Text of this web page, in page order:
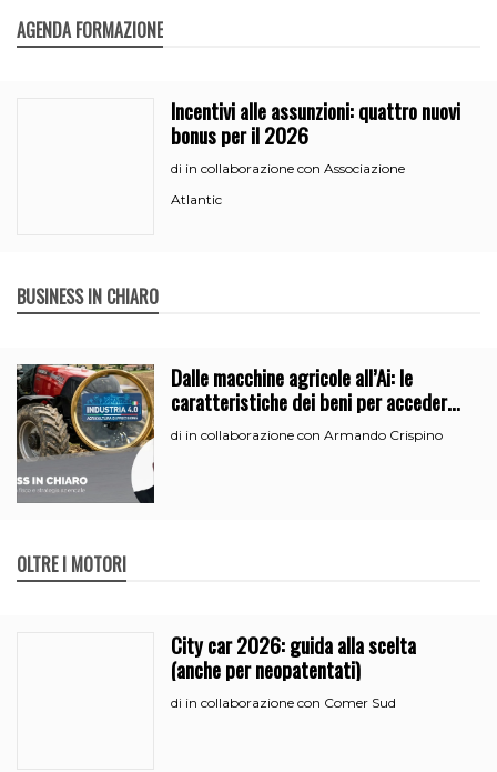
AGENDA FORMAZIONE
Incentivi alle assunzioni: quattro nuovi
bonus per il 2026
di in collaborazione con Associazione
Atlantic
BUSINESS IN CHIARO
Dalle macchine agricole all’Ai: le
caratteristiche dei beni per accedere
all’iperammortamento
di in collaborazione con Armando Crispino
OLTRE I MOTORI
City car 2026: guida alla scelta
(anche per neopatentati)
di in collaborazione con Comer Sud